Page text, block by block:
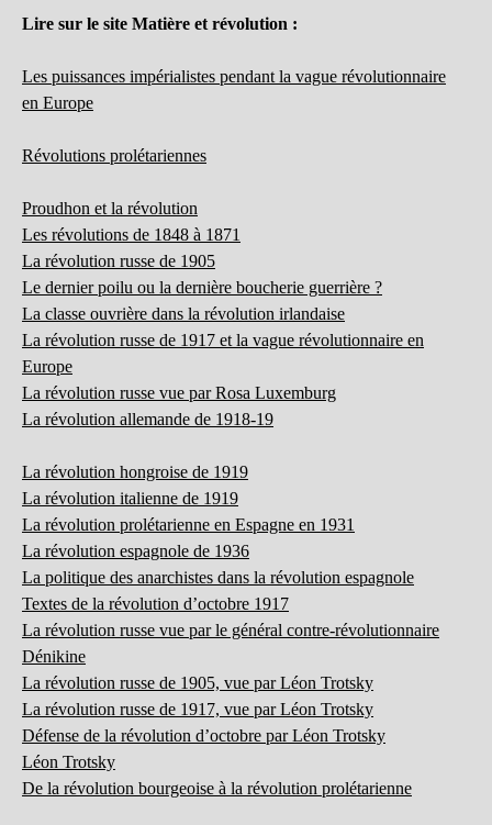
Lire sur le site Matière et révolution :
Les puissances impérialistes pendant la vague révolutionnaire
en Europe
Révolutions prolétariennes
Proudhon et la révolution
Les révolutions de 1848 à 1871
La révolution russe de 1905
Le dernier poilu ou la dernière boucherie guerrière ?
La classe ouvrière dans la révolution irlandaise
La révolution russe de 1917 et la vague révolutionnaire en
Europe
La révolution russe vue par Rosa Luxemburg
La révolution allemande de 1918-19
La révolution hongroise de 1919
La révolution italienne de 1919
La révolution prolétarienne en Espagne en 1931
La révolution espagnole de 1936
La politique des anarchistes dans la révolution espagnole
Textes de la révolution d’octobre 1917
La révolution russe vue par le général contre-révolutionnaire
Dénikine
La révolution russe de 1905, vue par Léon Trotsky
La révolution russe de 1917, vue par Léon Trotsky
Défense de la révolution d’octobre par Léon Trotsky
Léon Trotsky
De la révolution bourgeoise à la révolution prolétarienne